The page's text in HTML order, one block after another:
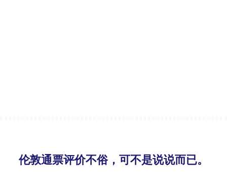
伦敦通票评价不俗，可不是说说而已。